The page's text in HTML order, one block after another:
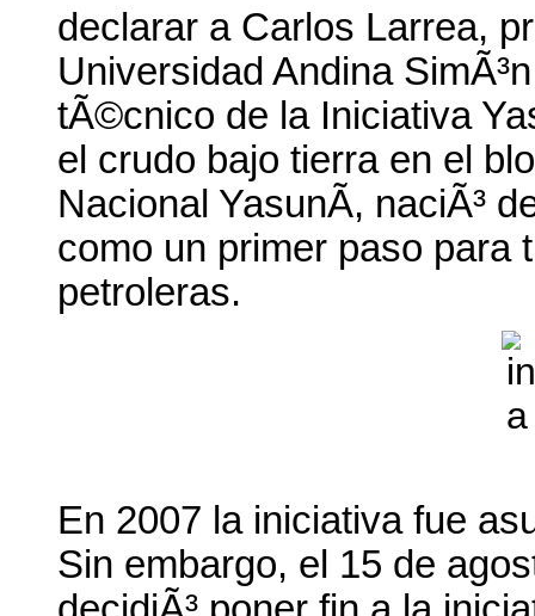
declarar a Carlos Larrea,
Universidad Andina
tÃ©cnico de la Iniciativa
el crudo bajo tierra en el
Nacional YasunÃ­, naciÃ³
como un primer paso para
petroleras.
En 2007 la iniciativa fue
Sin embargo, el 15 de